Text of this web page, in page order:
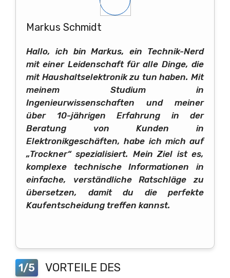
Markus Schmidt
Hallo, ich bin Markus, ein Technik-Nerd
mit einer Leidenschaft für alle Dinge, die
mit Haushaltselektronik zu tun haben. Mit
meinem Studium in
Ingenieurwissenschaften und meiner
über 10-jährigen Erfahrung in der
Beratung von Kunden in
Elektronikgeschäften, habe ich mich auf
„Trockner“ spezialisiert. Mein Ziel ist es,
komplexe technische Informationen in
einfache, verständliche Ratschläge zu
übersetzen, damit du die perfekte
Kaufentscheidung treffen kannst.
1/5
VORTEILE DES